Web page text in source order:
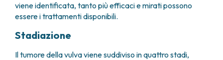
viene identificata, tanto più efficaci e mirati possono
essere i trattamenti disponibili.
Stadiazione
Il tumore della vulva viene suddiviso in quattro stadi,